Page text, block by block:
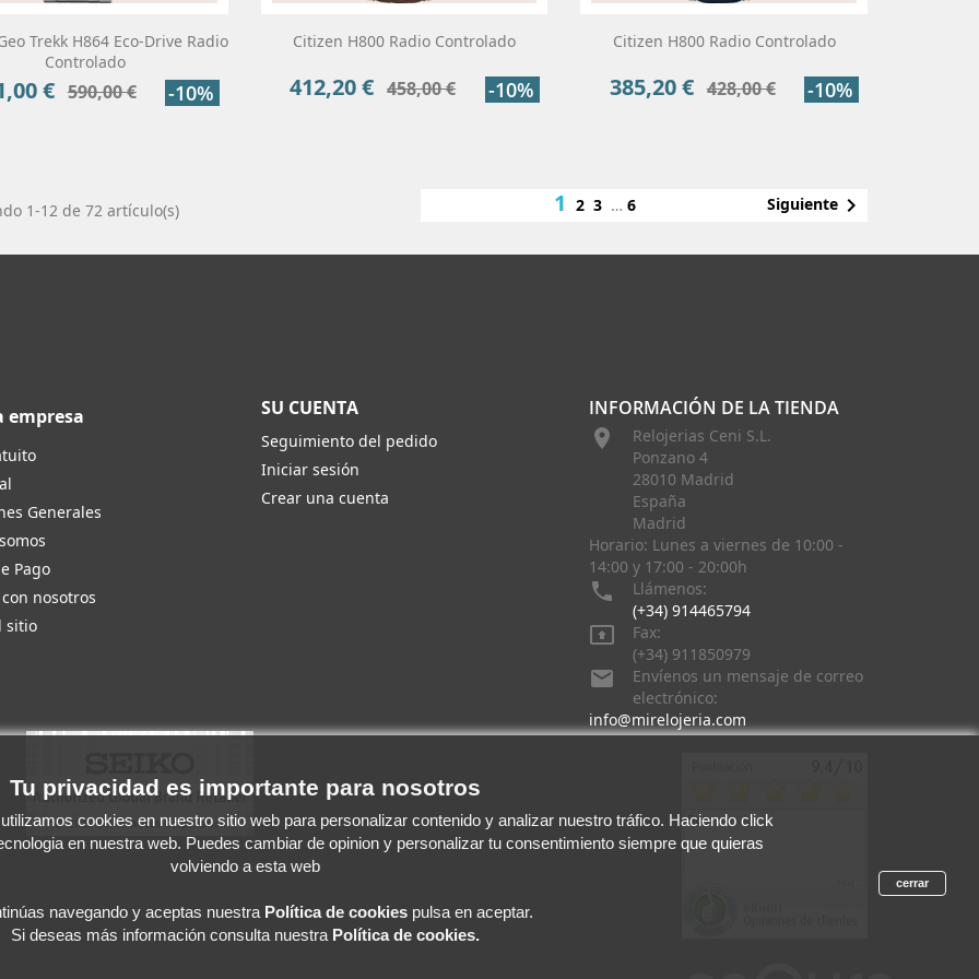
Trekk H864 Eco-Drive Radio
Controlado
€ Precio
590,00 € -10%
Citizen H800 Radio Controlado
Precio
412,20 € Precio
458,00 € -10%
Citizen H800 Radio Controlado
Precio
385,20 € Precio
428,00 € -10%
1-12 de 72 artículo(s) 1 2 3 … 6 Siguiente
empresa
Generales
Pago
nosotros
sitio
SU CUENTA
Seguimiento del pedido
Iniciar sesión
Crear una cuenta
INFORMACIÓN DE LA TIENDA

Relojerias Ceni S.L.
Ponzano 4
28010 Madrid
España
Madrid
Horario: Lunes a viernes de 10:00 -
14:00 y 17:00 - 20:00h

Llámenos:
(+34) 914465794

Fax:
(+34) 911850979

Envíenos un mensaje de correo
electrónico:
info@mirelojeria.com
Tu privacidad es importante para nosotros
cookies en nuestro sitio web para personalizar contenido y analizar nuestro tráfico. Haciendo click
en nuestra web. Puedes cambiar de opinion y personalizar tu consentimiento siempre que quieras
volviendo a esta web
navegando y aceptas nuestra Política de cookiespulsa en aceptar.
Si deseas más información consulta nuestra Política de cookies.
cerrar